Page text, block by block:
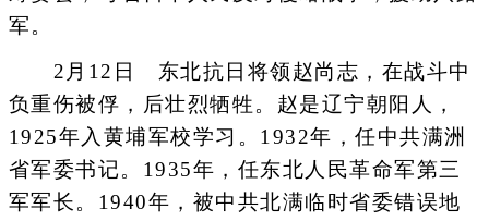
军。
2月12日 东北抗日将领赵尚志，在战斗中
负重伤被俘，后壮烈牺牲。赵是辽宁朝阳人，
1925年入黄埔军校学习。1932年，任中共满洲
省军委书记。1935年，任东北人民革命军第三
军军长。1940年，被中共北满临时省委错误地